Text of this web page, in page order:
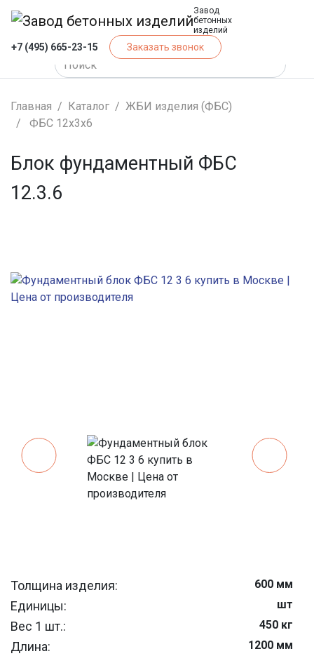
Завод
бетонных
изделий
+7 (495) 665-23-15 Заказать звонок
Главная Каталог
ЖБИ изделия (ФБС)
ФБС 12х3х6
Блок фундаментный ФБС
12.3.6
Толщина изделия: 600 мм
Единицы: шт
Вес 1 шт.: 450 кг
Длина: 1200 мм